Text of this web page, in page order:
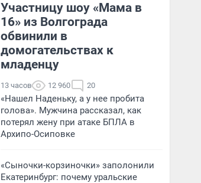
Участницу шоу «Мама в
16» из Волгограда
обвинили в
домогательствах к
младенцу
13 часов 12 960 20
«Нашел Наденьку, а у нее пробита
голова». Мужчина рассказал, как
потерял жену при атаке БПЛА в
Архипо-Осиповке
«Сыночки-корзиночки» заполонили
Екатеринбург: почему уральские